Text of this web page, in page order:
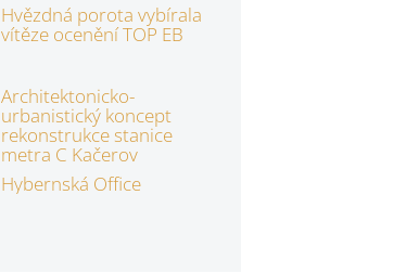
Hvězdná porota vybírala
vítěze ocenění TOP EB
Architektonicko-
urbanistický koncept
rekonstrukce stanice
metra C Kačerov
Hybernská Office